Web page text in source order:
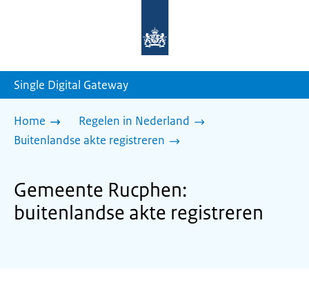
homepage
Single Digital Gateway
Home
Regelen in Nederland
Buitenlandse akte registreren
Gemeente Rucphen:
buitenlandse akte registreren